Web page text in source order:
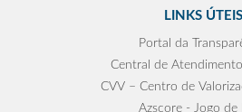
LINKS ÚTEIS
Portal da
Central de
CVV – Centro de
Azscore - Jogo de